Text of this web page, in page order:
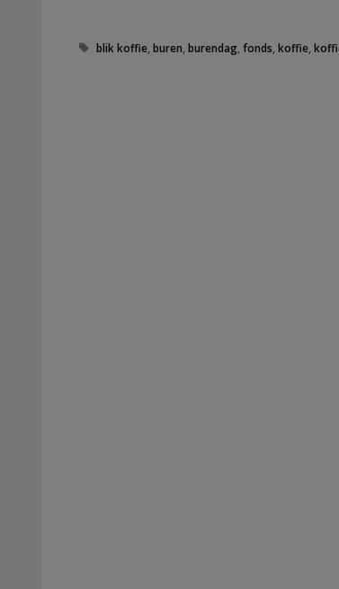
Tags
blik koffie,buren,burendag,fonds,koffie,